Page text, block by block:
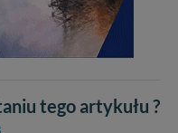
tego artykułu ?